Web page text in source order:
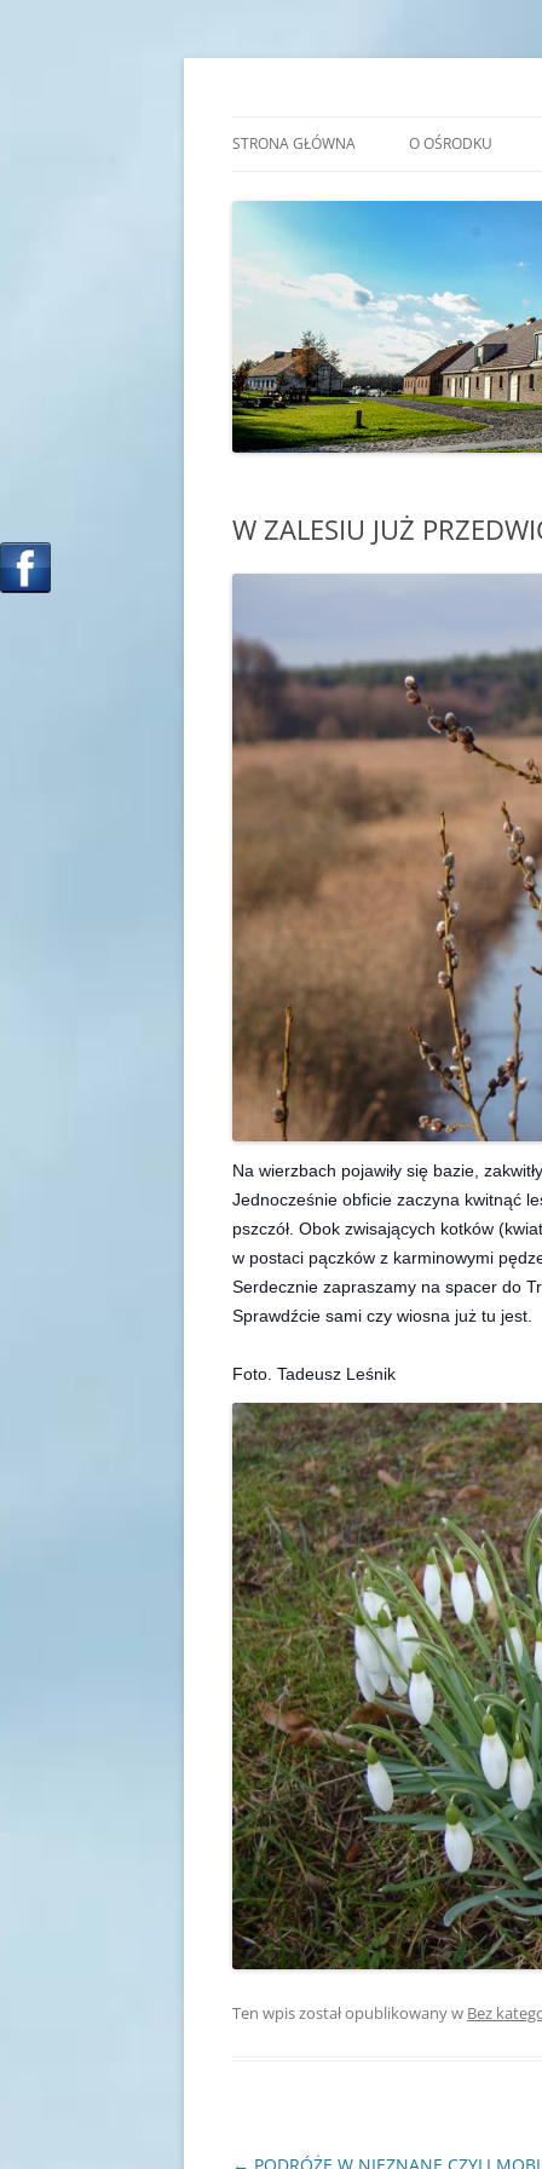
Przejdź
STRONA GŁÓWNA O OŚRODKU
KADRA
SALE EDUKACYJNE
W ZALESIU JUŻ
Na wierzbach pojawiły się bazie,
Jednocześnie obficie zaczyna kwitnąć
pszczół. Obok zwisających kotków
w postaci pączków z karminowymi
Serdecznie zapraszamy na spacer do
Sprawdźcie sami czy wiosna już tu jest.
Foto. Tadeusz Leśnik
Ten wpis został opublikowany w Bez